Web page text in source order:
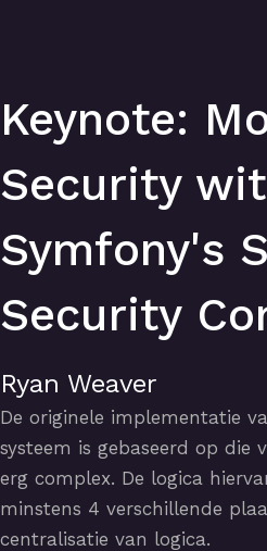
Keynote:
Security
Symfony's
Security
Ryan Weaver
De originele implementatie
systeem is gebaseerd op die
erg complex. De logica
minstens 4 verschillende
centralisatie van logica.